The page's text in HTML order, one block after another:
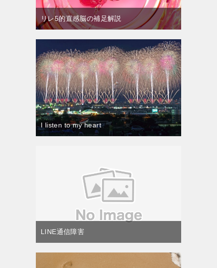
リレ5的直感脳の補足解説
I listen to my heart
LINE通信障害